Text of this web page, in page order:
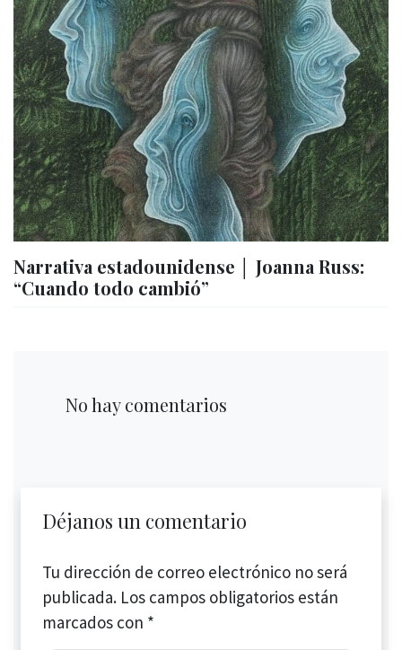
Narrativa estadounidense │ Joanna Russ:
“Cuando todo cambió”
No hay comentarios
Déjanos un comentario
Tu dirección de correo electrónico no será
publicada. Los campos obligatorios están
marcados con *